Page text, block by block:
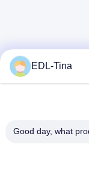
EDL-Tina
Good day, what